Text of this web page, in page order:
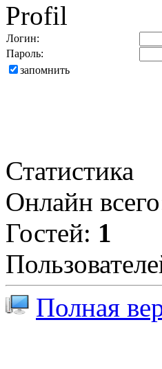
Profil
Логин:
Пароль:
запомнить
Статистика
Онлайн
Гостей: 1
Полная